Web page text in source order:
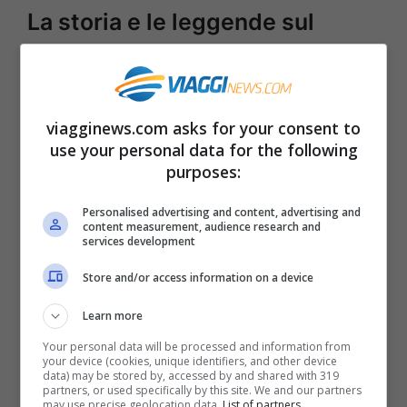
La storia e le leggende sul
La storia di questo maniero inizia nel
Medioevo, quando la famiglia d’Arco
decise di costruire una fortezza che
costanti scorribande di briganti e
invasori,
frequenti. La caduta dell’Impero Romano
d’Occidente aprì infatti ad un’epoca in cui
mancava spesso e volentieri un potere
centrale in grado di difendere le varie zone
viagginews.com asks for your consent to
use your personal data for the following
purposes:
Personalised advertising and content, advertising and
content measurement, audience research and
services development
Store and/or access information on a device
Learn more
Your personal data will be processed and information from
your device (cookies, unique identifiers, and other device
data) may be stored by, accessed by and shared with 319
partners, or used specifically by this site. We and our partners